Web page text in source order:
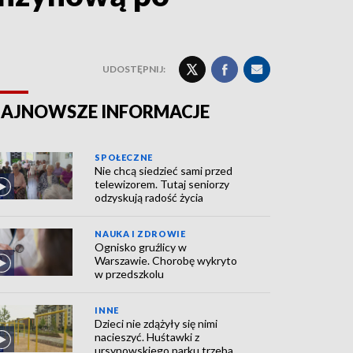
UDOSTĘPNIJ:
INFORMACJE
SPOŁECZNE
Nie chcą siedzieć sami przed
telewizorem. Tutaj seniorzy
odzyskują radość życia
NAUKA I ZDROWIE
Ognisko gruźlicy w
Warszawie. Chorobę wykryto
w przedszkolu
INNE
Dzieci nie zdążyły się nimi
nacieszyć. Huśtawki z
ursynowskiego parku trzeba